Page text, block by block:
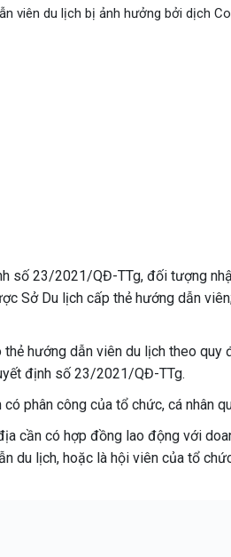
viên du lịch bị ảnh hưởng bởi dịch
số 23/2021/QĐ-TTg, đối tượng
Sở Du lịch cấp thẻ hướng dẫn
hướng dẫn viên du lịch theo
định số 23/2021/QĐ-TTg.
phân công của tổ chức, cá nhân
cần có hợp đồng lao động với
du lịch, hoặc là hội viên của tổ